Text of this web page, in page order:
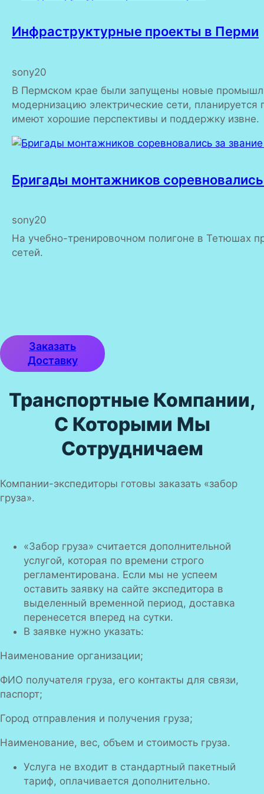
Инфраструктурные проекты в Перми
sony20
В Пермском крае были запущены новые
модернизацию электрические сети,
имеют хорошие перспективы и поддержку извне.
Бригады монтажников
sony20
На учебно-тренировочном полигоне в Тетюшах
сетей.
Заказать
Доставку
Транспортные Компании,
С Которыми Мы
Сотрудничаем
Компании-экспедиторы готовы заказать «забор
груза».
«Забор груза» считается дополнительной
услугой, которая по времени строго
регламентирована. Если мы не успеем
оставить заявку на сайте экспедитора в
выделенный временной период, доставка
перенесется вперед на сутки.
В заявке нужно указать:
Наименование организации;
ФИО получателя груза, его контакты для связи,
паспорт;
Город отправления и получения груза;
Наименование, вес, объем и стоимость груза.
Услуга не входит в стандартный пакетный
тариф, оплачивается дополнительно.